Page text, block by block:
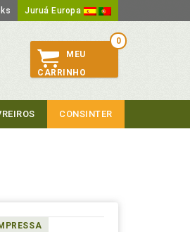
Juruá Europa
0
MEU
CARRINHO
CONSINTER